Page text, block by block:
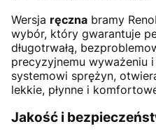
Wersja ręczna bramy
wybór, który gwarantuje
długotrwałą,
precyzyjnemu wyważeniu
systemowi sprężyn,
lekkie, płynne i
Jakość i